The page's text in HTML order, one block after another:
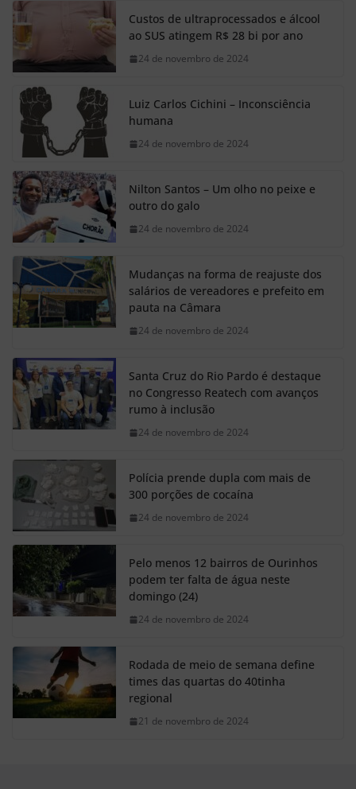
Custos de ultraprocessados e álcool
ao SUS atingem R$ 28 bi por ano
24 de novembro de 2024
Luiz Carlos Cichini – Inconsciência
humana
24 de novembro de 2024
Nilton Santos – Um olho no peixe e
outro do galo
24 de novembro de 2024
Mudanças na forma de reajuste dos
salários de vereadores e prefeito em
pauta na Câmara
24 de novembro de 2024
Santa Cruz do Rio Pardo é destaque
no Congresso Reatech com avanços
rumo à inclusão
24 de novembro de 2024
Polícia prende dupla com mais de
300 porções de cocaína
24 de novembro de 2024
Pelo menos 12 bairros de Ourinhos
podem ter falta de água neste
domingo (24)
24 de novembro de 2024
Rodada de meio de semana define
times das quartas do 40tinha
regional
21 de novembro de 2024